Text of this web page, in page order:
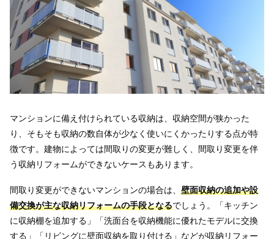
マンションに備え付けられている収納は、収納空間が狭かった
り、そもそも収納の数自体が少なく使いにくかったりする点が特
徴です。建物によっては間取りの変更が難しく、間取り変更を伴
う収納リフォームができないケースもあります。
間取り変更ができないマンションの場合は、 壁面収納の追加や設
備交換が主な収納リフォームの手段となるでしょう。「キッチン
に収納棚を追加する」「洗面台を収納機能に優れたモデルに交換
する」「リビングに壁面収納を取り付ける」などが収納リフォー